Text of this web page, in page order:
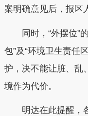
案明确意见后，报区
同时，“外摆位”的
包”及“环境卫生责任
护，决不能让脏、乱
境作为代价。
明达在此提醒，各